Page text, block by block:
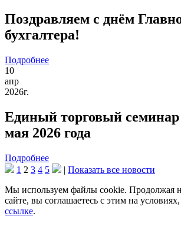
Поздравляем с днём
бухгалтера!
Подробнее
10
апр
2026г.
Единый торговый
мая 2026 года
Подробнее
1 2 3 4 5 | Показать все новости
Мы используем файлы cookie. Продолжая
сайте, вы соглашаетесь с этим на
ссылке.